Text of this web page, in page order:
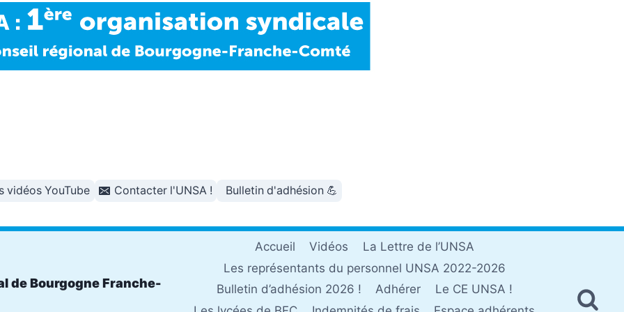
vidéos YouTube Contacter l'UNSA ! Bulletin d'adhésion 💪
de Bourgogne Franche-
Accueil Vidéos
La Lettre de l’UNSA
Les représentants du personnel UNSA 2022-2026
Bulletin d’adhésion 2026 !
Adhérer
Le CE UNSA !